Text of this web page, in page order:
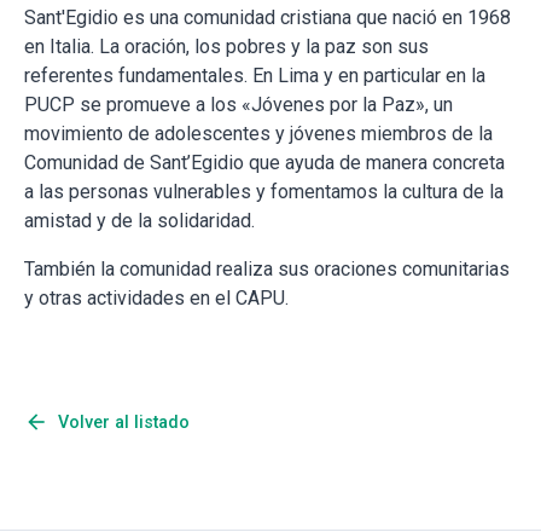
Sant'Egidio es una comunidad cristiana que nació en 1968
en Italia. La oración, los pobres y la paz son sus
referentes fundamentales. En Lima y en particular en la
PUCP se promueve a los «Jóvenes por la Paz», un
movimiento de adolescentes y jóvenes miembros de la
Comunidad de Sant’Egidio que ayuda de manera concreta
a las personas vulnerables y fomentamos la cultura de la
amistad y de la solidaridad.
También la comunidad realiza sus oraciones comunitarias
y otras actividades en el CAPU.
arrow_back Volver al listado